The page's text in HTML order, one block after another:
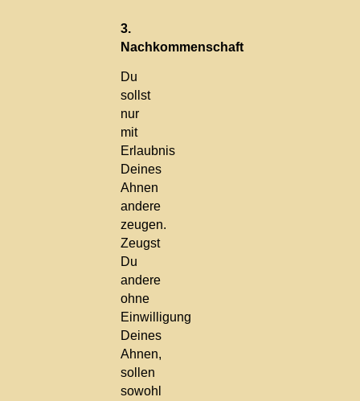
3.
Nachkommenschaft
Du
sollst
nur
mit
Erlaubnis
Deines
Ahnen
andere
zeugen.
Zeugst
Du
andere
ohne
Einwilligung
Deines
Ahnen,
sollen
sowohl